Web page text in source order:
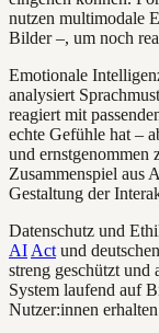
nutzen multimodale
Bilder –, um noch
Emotionale
analysiert
reagiert mit
echte Gefühle hat –
und ernstgenommen
Zusammenspiel aus
Gestaltung der
Datenschutz und
AI Act und
streng geschützt
System laufend auf
Nutzer:innen